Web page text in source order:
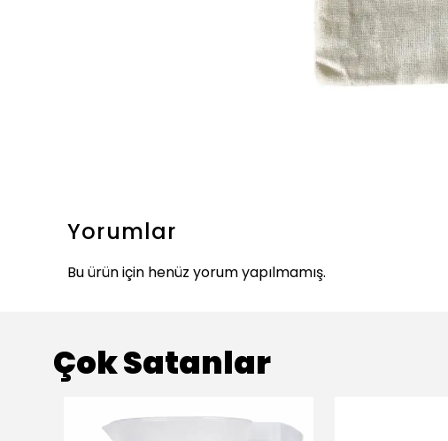
Yorumlar
Bu ürün için henüz yorum yapılmamış.
Çok Satanlar